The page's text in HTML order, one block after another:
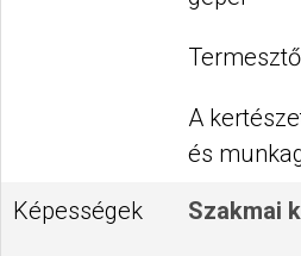
A
és
Képességek Szakmai